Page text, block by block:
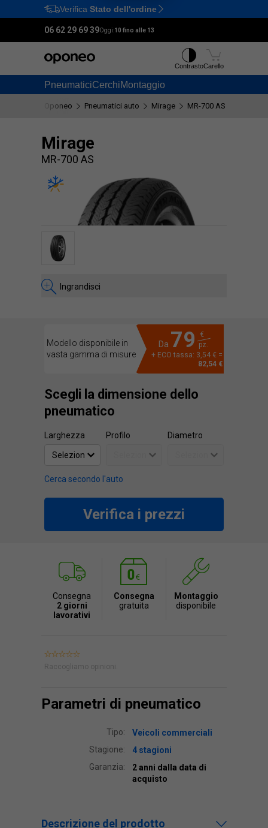
Ctrl M
Verifica Stato dell'ordine
06 62 29 69 39Oggi:10 fino alle 13
PneumaticiCerchiMontaggio
ContrastoCarello
Oponeo Pneumatici auto Mirage MR-700 AS
Mirage
MR-700 AS
Ingrandisci
Modello disponibile in
vasta gamma di misure
Da 79
€
pz.
+ ECO tassa: 3,54 € =
82,54 €
Scegli la dimensione dello
pneumatico
Larghezza Profilo Diametro
Cerca secondo l'auto
Verifica i prezzi
Consegna
2 giorni
lavorativi
Consegna
gratuita
Montaggio
disponibile
Raccogliamo opinioni.
Parametri di pneumatico
Tipo:
Veicoli commerciali
Stagione:
4 stagioni
Garanzia:
2 anni dalla data di
acquisto
Descrizione del prodotto